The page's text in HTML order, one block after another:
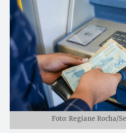
Foto: Regiane Rocha/